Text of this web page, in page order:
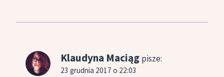
Klaudyna Maciąg pisze:
23 grudnia 2017 o 22:03